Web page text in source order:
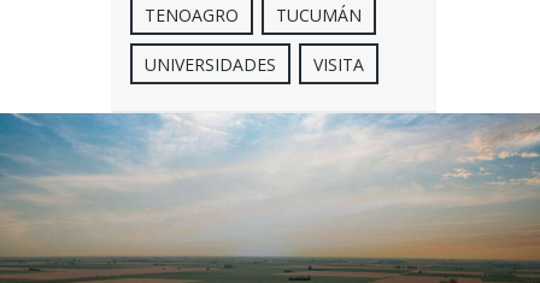
TENOAGRO TUCUMÁN
UNIVERSIDADES VISITA